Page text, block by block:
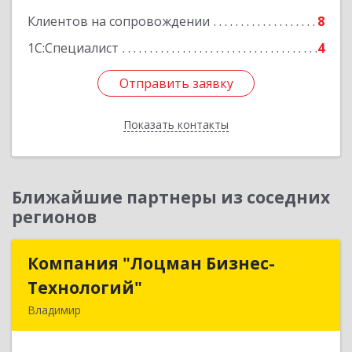
Клиентов на сопровождении
8
1С:Специалист
4
Отправить заявку
Показать контакты
Отправить заявку
Назад
Ближайшие партнеры из соседних
регионов
Компания "Лоцман Бизнес-
Технологий"
Владимир
Компания "Лоцман Бизнес-